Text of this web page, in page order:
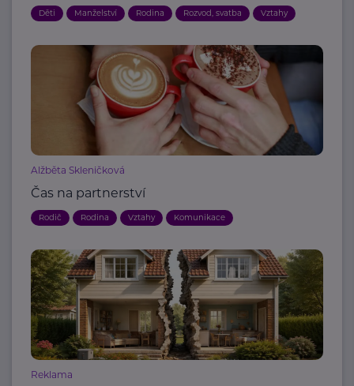
Děti Manželství Rodina Rozvod, svatba Vztahy
Alžběta Skleničková
Čas na partnerství
Rodič Rodina Vztahy Komunikace
Reklama